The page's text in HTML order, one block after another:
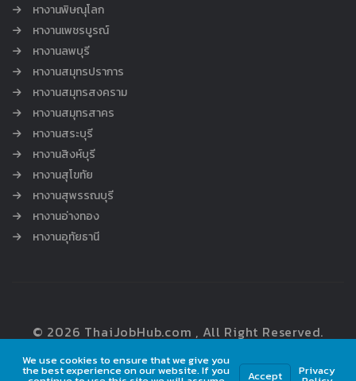
หางานพิษณุโลก
หางานเพชรบูรณ์
หางานลพบุรี
หางานสมุทรปราการ
หางานสมุทรสงคราม
หางานสมุทรสาคร
หางานสระบุรี
หางานสิงห์บุรี
หางานสุโขทัย
หางานสุพรรณบุรี
หางานอ่างทอง
หางานอุทัยธานี
© 2026 ThaiJobHub.com , All Right Reserved.
We use cookies to ensure that we give you
the best experience on our website. If you Accept Privacy